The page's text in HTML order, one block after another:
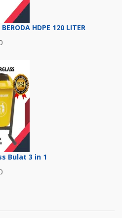
HDPE 120 LITER
ini
adalah:
Rp 1,100,000.
Bulat 3 in 1
adalah: